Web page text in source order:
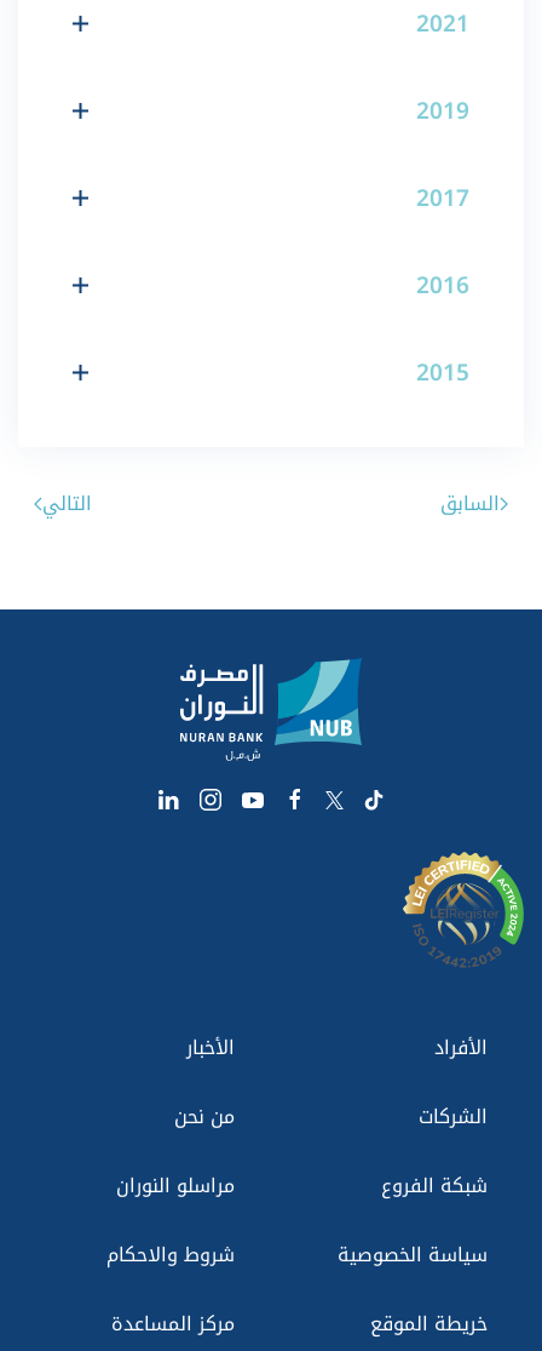
2021
2019
2017
2016
2015
السابق التالي
الأفراد
الأخبار
الشركات
من نحن
شبكة الفروع
مراسلو النوران
سياسة الخصوصية
شروط والاحكام
خريطة الموقع
مركز المساعدة